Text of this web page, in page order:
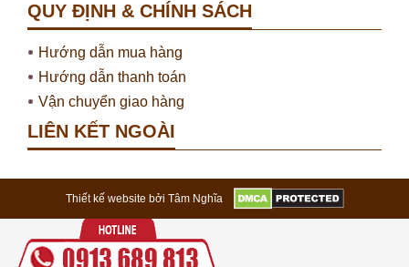
QUY ĐỊNH & CHÍNH SÁCH
Hướng dẫn mua hàng
Hướng dẫn thanh toán
Vận chuyển giao hàng
LIÊN KẾT NGOÀI
Thiết kế website bởi Tâm Nghĩa